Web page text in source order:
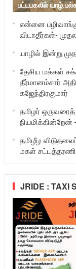
பட்டபகலில்
என்னை
விடாதீர்கள்-
யாழில் இன்று
தேசிய மக்கள்
தீர்மானம்சார்
கஜேந்திரகுமார்
தமிழர்
நியமிக்கின்றேன்
தமிழீழ
மகள்
JRIDE : TAXI